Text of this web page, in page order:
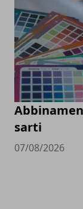
sarti
07/08/2026